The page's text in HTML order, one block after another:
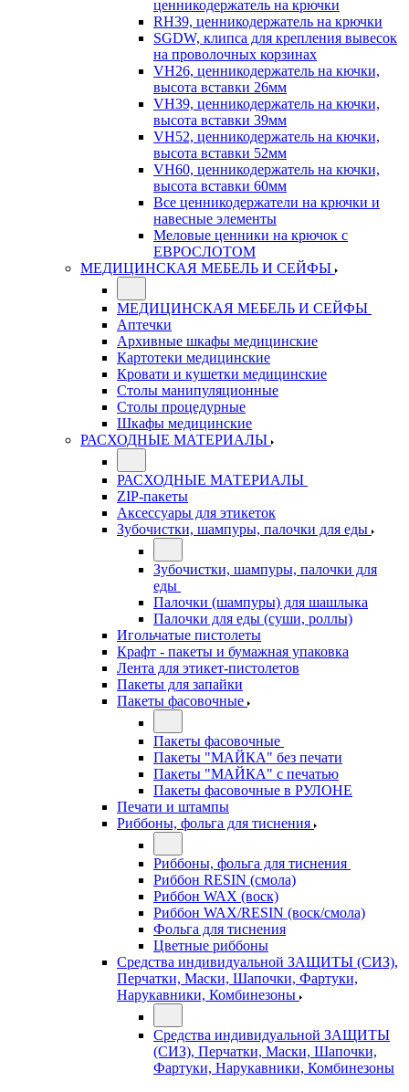
ценникодержатель на крючки
RH39, ценникодержатель на крючки
SGDW, клипса для крепления вывесок
на проволочных корзинах
VH26, ценникодержатель на кючки,
высота вставки 26мм
VH39, ценникодержатель на кючки,
высота вставки 39мм
VH52, ценникодержатель на кючки,
высота вставки 52мм
VH60, ценникодержатель на кючки,
высота вставки 60мм
Все ценникодержатели на крючки и
навесные элементы
Меловые ценники на крючок с
ЕВРОСЛОТОМ
МЕДИЦИНСКАЯ МЕБЕЛЬ И СЕЙФЫ
МЕДИЦИНСКАЯ МЕБЕЛЬ И СЕЙФЫ
Аптечки
Архивные шкафы медицинские
Картотеки медицинские
Кровати и кушетки медицинские
Столы манипуляционные
Столы процедурные
Шкафы медицинские
РАСХОДНЫЕ МАТЕРИАЛЫ
РАСХОДНЫЕ МАТЕРИАЛЫ
ZIP-пакеты
Аксессуары для этикеток
Зубочистки, шампуры, палочки для еды
Зубочистки, шампуры, палочки для
еды
Палочки (шампуры) для шашлыка
Палочки для еды (суши, роллы)
Игольчатые пистолеты
Крафт - пакеты и бумажная упаковка
Лента для этикет-пистолетов
Пакеты для запайки
Пакеты фасовочные
Пакеты фасовочные
Пакеты "МАЙКА" без печати
Пакеты "МАЙКА" с печатью
Пакеты фасовочные в РУЛОНЕ
Печати и штампы
Риббоны, фольга для тиснения
Риббоны, фольга для тиснения
Риббон RESIN (смола)
Риббон WAX (воск)
Риббон WAX/RESIN (воск/смола)
Фольга для тиснения
Цветные риббоны
Средства индивидуальной ЗАЩИТЫ (СИЗ),
Перчатки, Маски, Шапочки, Фартуки,
Нарукавники, Комбинезоны
Средства индивидуальной ЗАЩИТЫ
(СИЗ), Перчатки, Маски, Шапочки,
Фартуки, Нарукавники, Комбинезоны